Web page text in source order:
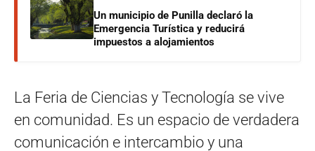
Un municipio de Punilla declaró la
Emergencia Turística y reducirá
impuestos a alojamientos
La Feria de Ciencias y Tecnología se vive
en comunidad. Es un espacio de verdadera
comunicación e intercambio y una